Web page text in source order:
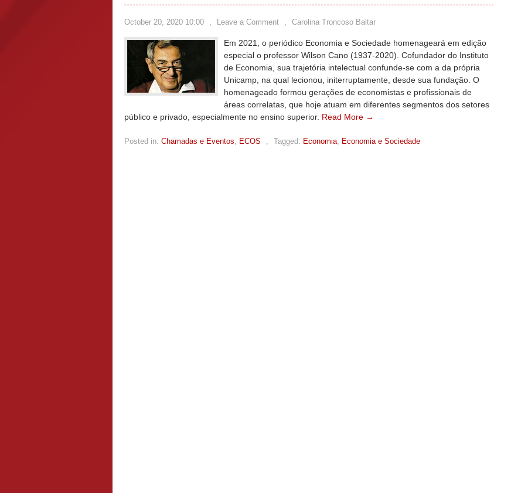
October 20, 2020 10:00 , Leave a Comment , Carolina Troncoso Baltar
Em 2021, o periódico Economia e Sociedade homenageará em edição
especial o professor Wilson Cano (1937-2020). Cofundador do Instituto
de Economia, sua trajetória intelectual confunde-se com a da própria
Unicamp, na qual lecionou, initerruptamente, desde sua fundação. O
homenageado formou gerações de economistas e profissionais de
áreas correlatas, que hoje atuam em diferentes segmentos dos setores
público e privado, especialmente no ensino superior. Read More →
Posted in: Chamadas e Eventos, ECOS , Tagged: Economia, Economia e Sociedade